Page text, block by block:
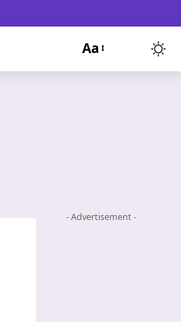
Aa
- Advertisement -